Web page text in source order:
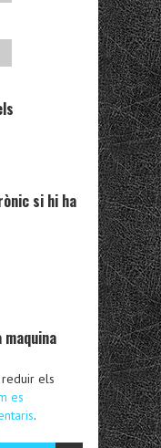
si hi ha
els
es
.